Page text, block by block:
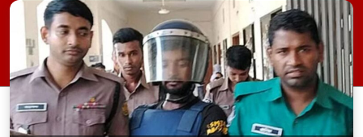
সেবন করেছিলেন বলে জবানবন্দিতে
জানিয়েছেন আসামি। রোববার (২৪ মে) সকালে
মামলার তদন্ত কর্মকর্তা পল্লবী থানার উপ-
পরিদর্শক অহিদুজ্জামান এ তথ্য নিছিত করেন।
তিনি বলেন, […]